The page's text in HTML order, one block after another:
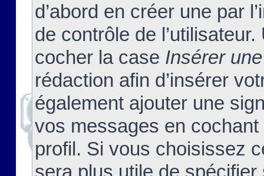
d’abord en créer une par
de contrôle de
cocher la case Insérer
rédaction afin d’insérer
également ajouter une
vos messages en
profil. Si vous choisissez
sera plus utile de